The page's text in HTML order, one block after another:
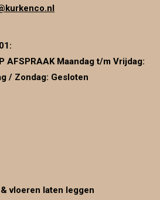
:
AFSPRAAK Maandag t/m Vrijdag:
/ Zondag: Gesloten
vloeren laten leggen